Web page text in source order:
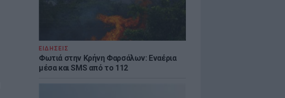
ΕΙΔΗΣΕΙΣ
Φωτιά στην Κρήνη Φαρσάλων: Εναέρια
μέσα και SMS από το 112